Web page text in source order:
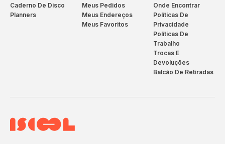
Caderno De Disco
Planners
Meus Pedidos
Meus Endereços
Meus Favoritos
Onde Encontrar
Políticas De
Privacidade
Políticas De
Trabalho
Trocas E
Devoluções
Balcão De Retiradas